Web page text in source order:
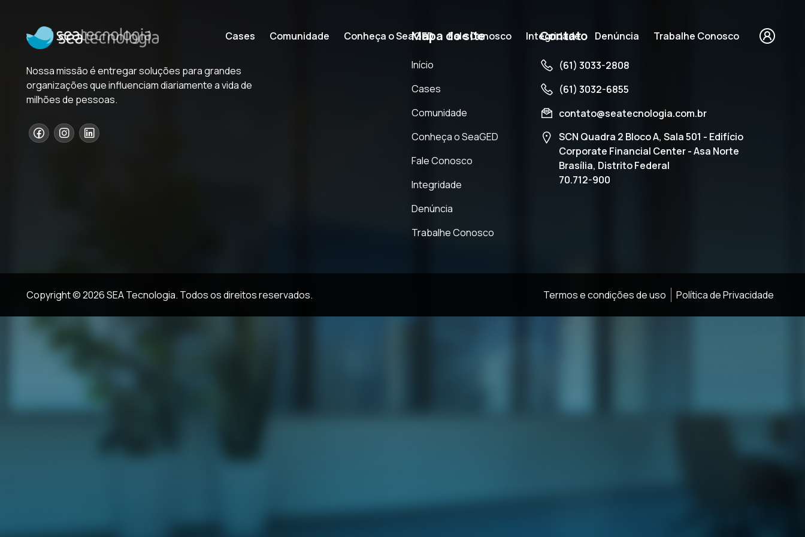
Cases
Comunidade Conheça o SeaGED Fale Conosco Integridade Denúncia Trabalhe Conosco
Início
portaisinovadores e
publicados no Brasil
Acesse a página do case
Nossa missão é entregar soluções para grandes
organizações que influenciam diariamente a vida de
milhões de pessoas.
Mapa do site
Início
Cases
Comunidade
Conheça o SeaGED
Fale Conosco
Integridade
Denúncia
Trabalhe Conosco
Contato
(61) 3033-2808
(61) 3032-6855
contato@seatecnologia.com.br
SCN Quadra 2 Bloco A, Sala 501 - Edifício
Corporate Financial Center - Asa Norte
Brasília, Distrito Federal
70.712-900
Copyright © 2026 SEA Tecnologia. Todos os direitos reservados. Termos e condições de uso Política de Privacidade